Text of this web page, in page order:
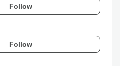
Follow
Follow